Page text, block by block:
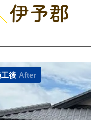
伊予郡
工後 After